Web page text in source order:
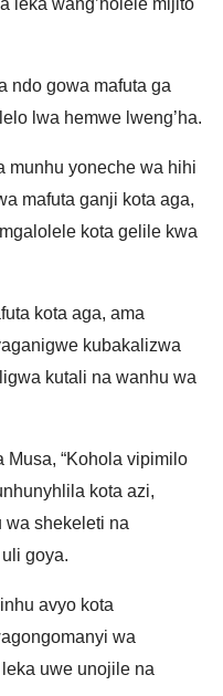
leka wang’holele mijito
ndo gowa mafuta ga
lwa hemwe lweng’ha.
munhu yoneche wa hihi
mafuta ganji kota aga,
kota gelile kwa
kota aga, ama
kubakalizwa
kutali na wanhu wa
“Kohola vipimilo
kota azi,
wa shekeleti na
goya.
avyo kota
wa
uwe unojile na